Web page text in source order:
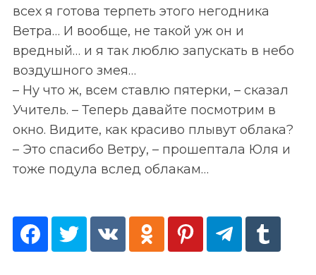
всех я готова терпеть этого негодника
Ветра… И вообще, не такой уж он и
вредный… и я так люблю запускать в небо
воздушного змея…
– Ну что ж, всем ставлю пятерки, – сказал
Учитель. – Теперь давайте посмотрим в
окно. Видите, как красиво плывут облака?
– Это спасибо Ветру, – прошептала Юля и
тоже подула вслед облакам…
S
a
r
c
h
f
o
r
По авторам